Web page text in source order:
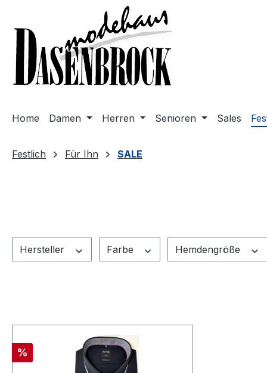
Hauptinhalt springen
Zur Hauptnavigation springen
Home Damen Herren Senioren Sales
Festlich Für Ihn SALE
Hersteller Farbe Hemdengröße
Rabatt
%